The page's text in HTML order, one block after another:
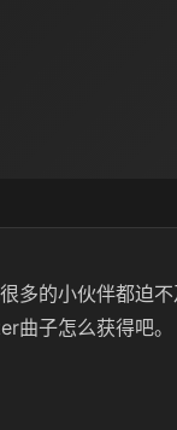
多的小伙伴都迫
曲子怎么获得吧。